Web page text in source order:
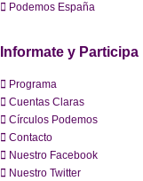
Podemos España
Informate y Participa
Programa
Cuentas Claras
Círculos Podemos
Contacto
Nuestro Facebook
Nuestro Twitter